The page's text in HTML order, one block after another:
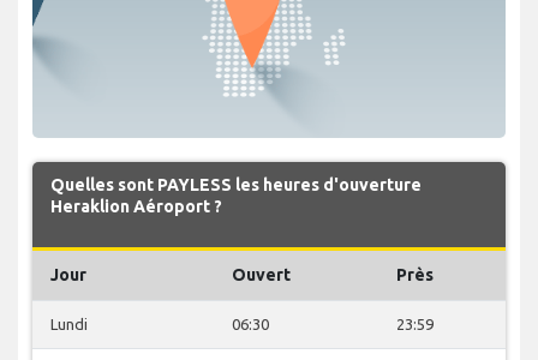
Quelles sont PAYLESS les heures d'ouverture
Heraklion Aéroport ?
Jour Ouvert Près
Lundi 06:30 23:59